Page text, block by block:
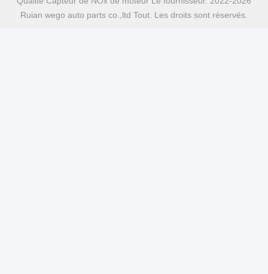
Ruian wego auto parts co.,ltd Tout. Les droits sont réservés.